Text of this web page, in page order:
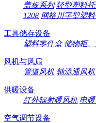
盖板系列 轻型塑料
1208 网格川字型塑
工具储存设备
塑料零件盒 储物柜
风机与风扇
管道风机 轴流通风机
供暖设备
红外辐射暖风机 电
空气调节设备